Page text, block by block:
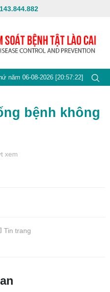
năm 06-08-2026 [20:57:23]
bệnh không
xem
Tin trang